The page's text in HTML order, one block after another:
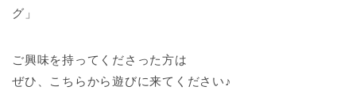
グ」
ご興味を持ってくださった方は
ぜひ、こちらから遊びに来てください♪